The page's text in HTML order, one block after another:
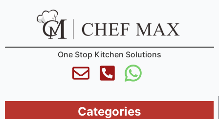
One Stop Kitchen Solutions
Categories